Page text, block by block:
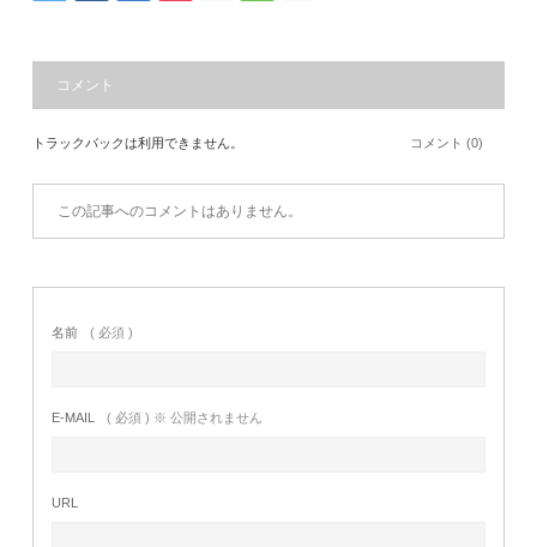
コメント
トラックバックは利用できません。 コメント (0)
この記事へのコメントはありません。
名前 ( 必須 )
E-MAIL ( 必須 ) ※ 公開されません
URL